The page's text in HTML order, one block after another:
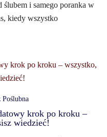
ślubem i samego poranka w
kiedy wszystko
Poślubna
krok po kroku –
wiedzieć!